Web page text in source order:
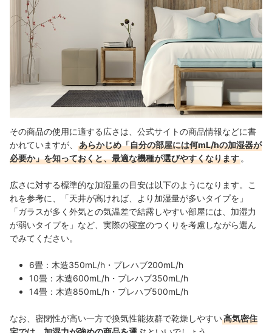
その商品の使用に適する広さは、公式サイトの商品情報などに書
かれていますが、
あらかじめ「自分の部屋には何mL/hの加湿器が
必要か」を知っておくと、最適な機種が選びやすくなります 。
広さに対する標準的な加湿量の目安は以下のようになります。こ
れを参考に、「天井が高ければ、より加湿量が多いタイプを」
「ガラスが多く外気との気温差で結露しやすい部屋には、加湿力
が弱いタイプを」など、実際の寝室のつくりを考慮しながら選ん
でみてください。
6畳：木造350mL/h・プレハブ200mL/h
10畳：木造600mL/h・プレハブ350mL/h
14畳：木造850mL/h・プレハブ500mL/h
なお、密閉性が高い一方で換気性能抜群で乾燥しやすい高気密住